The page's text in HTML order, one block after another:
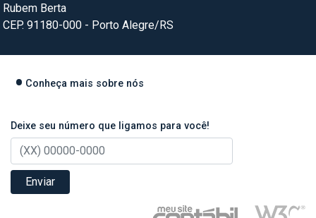
Rubem Berta
CEP. 91180-000 - Porto Alegre/RS
Conheça mais sobre nós
Deixe seu número que ligamos para você!
Enviar